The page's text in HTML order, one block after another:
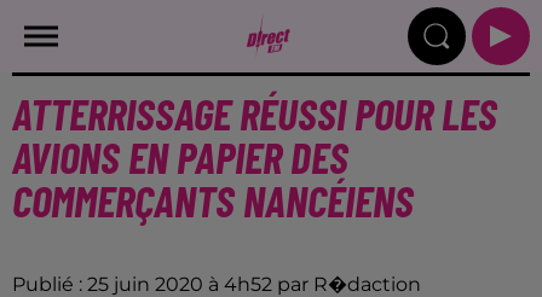
ATTERRISSAGE RÉUSSI POUR LES
AVIONS EN PAPIER DES
COMMERÇANTS NANCÉIENS
Publié : 25 juin 2020 à 4h52 par R�daction